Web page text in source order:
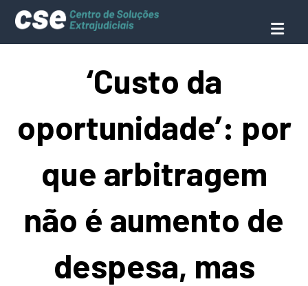
‘Custo da
oportunidade’: por
que arbitragem
não é aumento de
despesa, mas